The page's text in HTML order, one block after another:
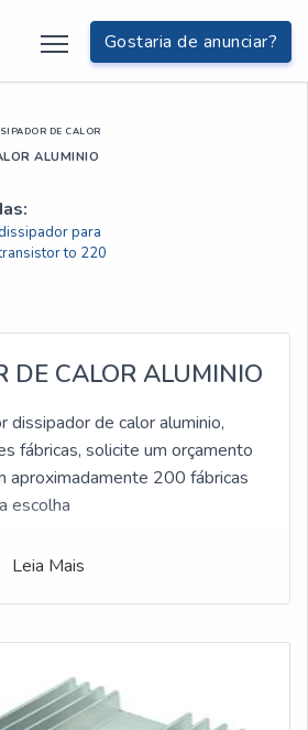
Gostaria de anunciar?
DE CALOR
ALUMINIO
para
to 220
DE CALOR ALUMINIO
dissipador de calor aluminio,
fábricas, solicite um orçamento
aproximadamente 200 fábricas
escolha
Leia Mais